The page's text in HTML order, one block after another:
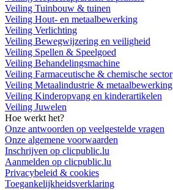
Veiling Tuinbouw & tuinen
Veiling Hout- en metaalbewerking
Veiling Verlichting
Veiling Bewegwijzering en veiligheid
Veiling Spellen & Speelgoed
Veiling Behandelingsmachine
Veiling Farmaceutische & chemische sector
Veiling Metaalindustrie & metaalbewerking
Veiling Kinderopvang en kinderartikelen
Veiling Juwelen
Hoe werkt het?
Onze antwoorden op veelgestelde vragen
Onze algemene voorwaarden
Inschrijven op clicpublic.lu
Aanmelden op clicpublic.lu
Privacybeleid & cookies
Toegankelijkheidsverklaring